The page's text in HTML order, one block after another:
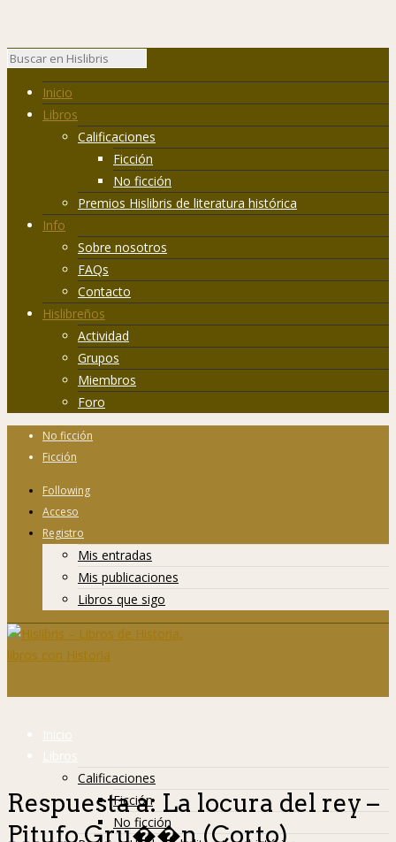
Inicio
Libros
Calificaciones
Ficción
No ficción
Premios Hislibris de literatura histórica
Info
Sobre nosotros
FAQs
Contacto
Hislibreños
Actividad
Grupos
Miembros
Foro
No ficción
Ficción
Following
Acceso
Registro
Mis entradas
Mis publicaciones
Libros que sigo
Inicio
Libros
Calificaciones
Ficción
No ficción
Respuesta a: La locura del rey –
Pitufo Gru��n (Corto)